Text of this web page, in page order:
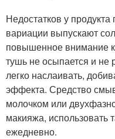
Недостатков у
вариации выпускают
повышенное внимание
тушь не осыпается и не
легко наслаивать,
эффекта. Средство
молочком или
макияжа, использовать
ежедневно.